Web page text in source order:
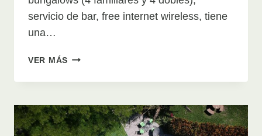
servicio de bar, free internet wireless, tiene
una…
VER MÁS SOL
LUNA